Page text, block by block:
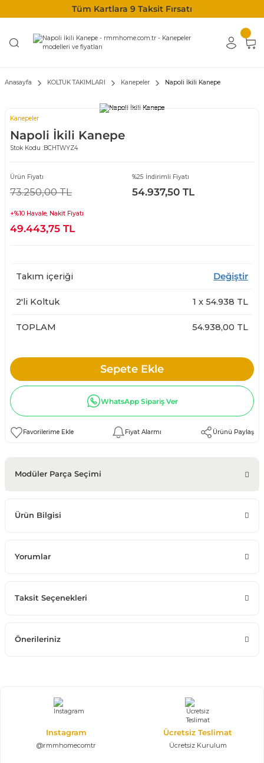
Tüm Kartlara 9 Taksit Fırsatı
Anasayfa KOLTUK TAKIMLARI Kanepeler Napoli İkili Kanepe
Kanepeler
Napoli İkili Kanepe
Stok Kodu :BCHTWYZ4
Ürün Fiyatı
73.250,00 TL
%25 İndirimli Fiyatı
54.937,50 TL
+%10 Havale, Nakit Fiyatı
49.443,75 TL
Takım içeriği Değiştir
2'li Koltuk 1 x 54.938 TL
TOPLAM 54.938,00 TL
Sepete Ekle
WhatsApp Sipariş Ver
Fiyat Alarmı Ürünü Paylaş
Modüler Parça Seçimi
Ürün Bilgisi
Yorumlar
Taksit Seçenekleri
Önerileriniz
Instagram
@rmmhomecomtr
Ücretsiz Teslimat
Ücretsiz Kurulum